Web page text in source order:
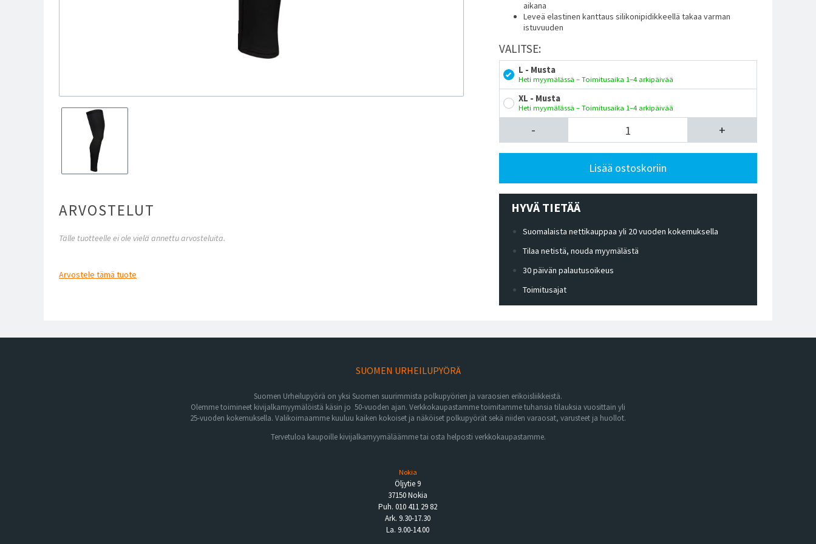
ARVOSTELUT
Tälle tuotteelle ei ole vielä annettu arvosteluita.
Arvostele tämä tuote
aikana
Leveä elastinen kanttaus silikonipidikkeellä takaa varman
istuvuuden
VALITSE:
L - Musta
Heti myymälässä – Toimitusaika 1–4 arkipäivää
XL - Musta
Heti myymälässä – Toimitusaika 1–4 arkipäivää
- +
Lisää ostoskoriin
HYVÄ TIETÄÄ
Suomalaista nettikauppaa yli 20 vuoden kokemuksella
Tilaa netistä, nouda myymälästä
30 päivän palautusoikeus
Toimitusajat
SUOMEN URHEILUPYÖRÄ
Suomen Urheilupyörä on yksi Suomen suurimmista polkupyörien ja varaosien erikoisliikkeistä.
Olemme toimineet kivijalkamyymälöistä käsin jo 50-vuoden ajan. Verkkokaupastamme toimitamme tuhansia tilauksia vuosittain yli
25-vuoden kokemuksella. Valikoimaamme kuuluu kaiken kokoiset ja näköiset polkupyörät sekä niiden varaosat, varusteet ja huollot.
Tervetuloa kaupoille kivijalkamyymäläämme tai osta helposti verkkokaupastamme.
Nokia
Öljytie 9
37150 Nokia
Puh. 010 411 29 82
Ark. 9.30-17.30
La. 9.00-14.00